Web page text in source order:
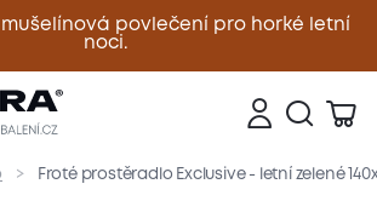
povlečení pro horké letní
noci.
Zavřít
Popis produktu Materiál
Froté prostěradlo Exclusive - letní zelené